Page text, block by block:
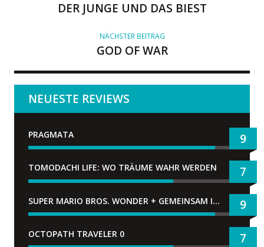
DER JUNGE UND DAS BIEST
NÄCHSTER BEITRAG
GOD OF WAR
NEUESTE REVIEWS
PRAGMATA 9
TOMODACHI LIFE: WO TRÄUME WAHR WERDEN 7
SUPER MARIO BROS. WONDER + GEMEINSAM IM BELLABEL-PARK 9
OCTOPATH TRAVELER 0 7